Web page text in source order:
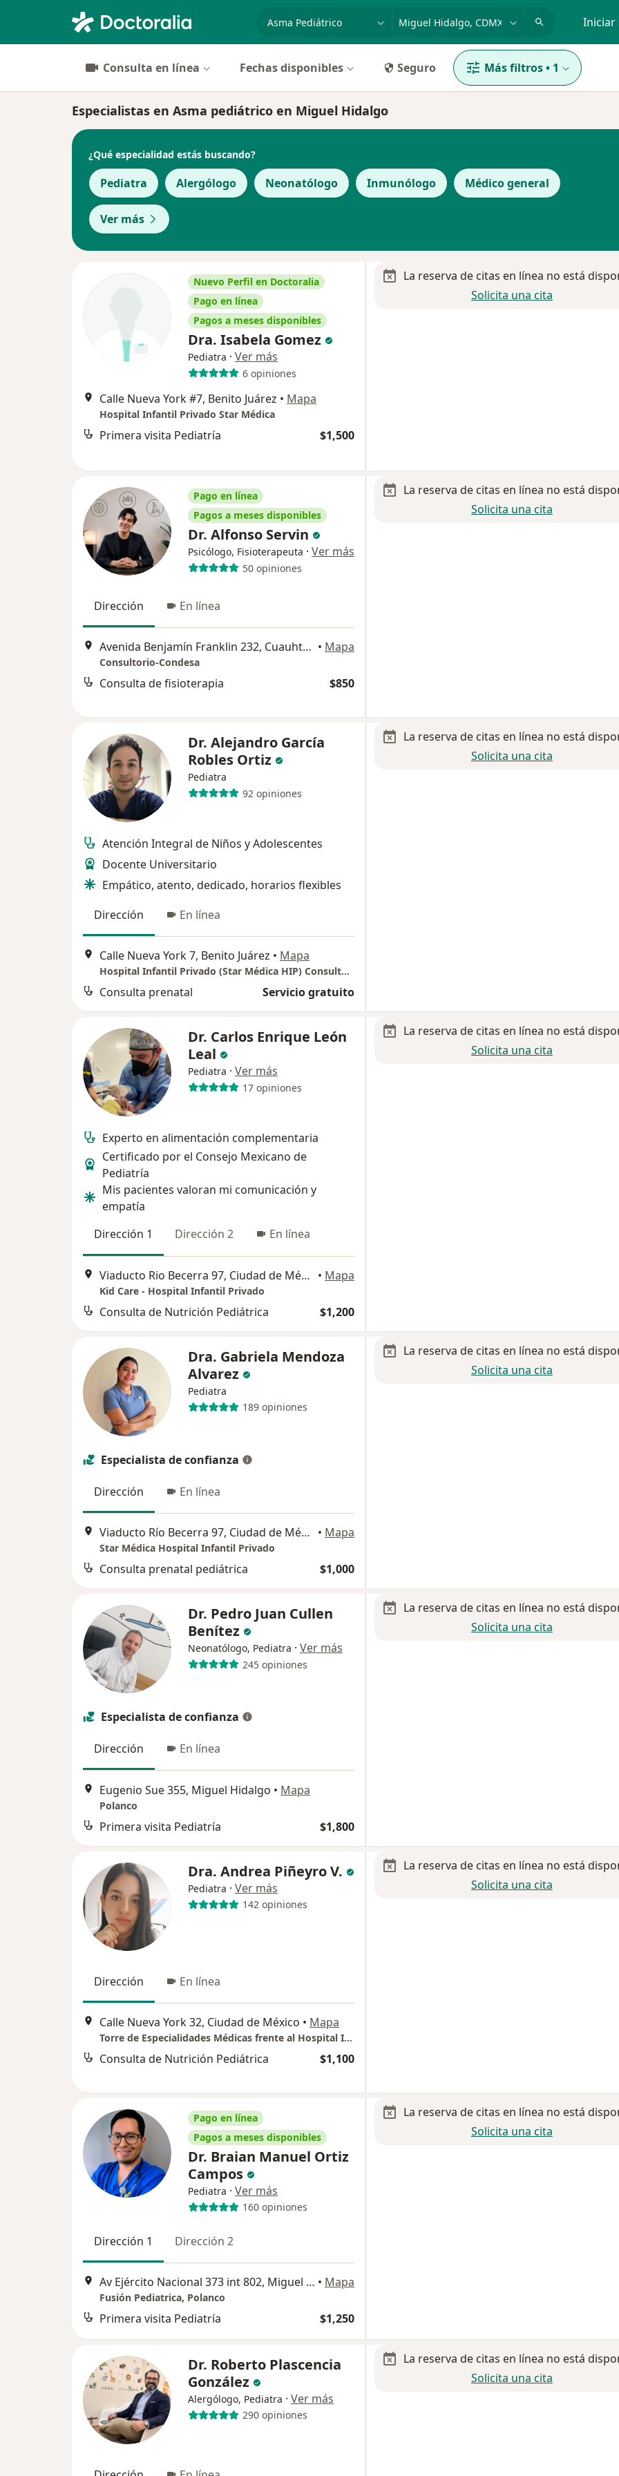
especialidad, enfermedad o nombre Iniciar
Consulta en línea Fechas disponibles Seguro Más filtros• 1
Especialistas en Asma pediátrico en Miguel Hidalgo
¿Qué especialidad estás buscando?
Pediatra Alergólogo Neonatólogo Inmunólogo Médico general
Ver más
Nuevo Perfil en Doctoralia
Pago en línea
Pagos a meses disponibles
Dra. Isabela Gomez
Pediatra · Ver más
6 opiniones
Calle Nueva York #7, Benito Juárez • Mapa
Hospital Infantil Privado Star Médica
Primera visita Pediatría $1,500
La reserva de citas en línea no está
Solicita una cita
Pago en línea
Pagos a meses disponibles
Dr. Alfonso Servin
Psicólogo, Fisioterapeuta · Ver más
50 opiniones
Dirección En línea
Avenida Benjamín Franklin 232, Cuauhtémoc • Mapa
Consultorio-Condesa
Consulta de fisioterapia $850
La reserva de citas en línea no está
Solicita una cita
Dr. Alejandro García
Robles Ortiz
Pediatra
92 opiniones
Atención Integral de Niños y Adolescentes
Docente Universitario
Empático, atento, dedicado, horarios flexibles
Dirección
En línea
Calle Nueva York 7, Benito Juárez • Mapa
Hospital Infantil Privado (Star Médica HIP) Consultorio 411
Consulta prenatal Servicio gratuito
La reserva de citas en línea no está
Solicita una cita
Dr. Carlos Enrique León
Leal
Pediatra · Ver más
17 opiniones
Experto en alimentación complementaria
Certificado por el Consejo Mexicano de
Pediatría
Mis pacientes valoran mi comunicación y
empatía
Dirección 1
Dirección 2 En línea
Viaducto Rio Becerra 97, Ciudad de México • Mapa
Kid Care - Hospital Infantil Privado
Consulta de Nutrición Pediátrica $1,200
La reserva de citas en línea no está
Solicita una cita
Dra. Gabriela Mendoza
Alvarez
Pediatra
189 opiniones
Especialista de confianza
Dirección En línea
Viaducto Río Becerra 97, Ciudad de México • Mapa
Star Médica Hospital Infantil Privado
Consulta prenatal pediátrica $1,000
La reserva de citas en línea no está
Solicita una cita
Dr. Pedro Juan Cullen
Benítez
Neonatólogo, Pediatra · Ver más
245 opiniones
Especialista de confianza
Dirección En línea
Eugenio Sue 355, Miguel Hidalgo • Mapa
Polanco
Primera visita Pediatría $1,800
La reserva de citas en línea no está
Solicita una cita
Dra. Andrea Piñeyro V.
Pediatra · Ver más
142 opiniones
Dirección En línea
Calle Nueva York 32, Ciudad de México • Mapa
Torre de Especialidades Médicas frente al Hospital Infantil Privado Star Médica
Consulta de Nutrición Pediátrica $1,100
La reserva de citas en línea no está
Solicita una cita
Pago en línea
Pagos a meses disponibles
Dr. Braian Manuel Ortiz
Campos
Pediatra · Ver más
160 opiniones
Dirección 1 Dirección 2
Av Ejército Nacional 373 int 802, Miguel Hidalgo • Mapa
Fusión Pediatrica, Polanco
Primera visita Pediatría $1,250
La reserva de citas en línea no está
Solicita una cita
Dr. Roberto Plascencia
González
Alergólogo, Pediatra · Ver más
290 opiniones
La reserva de citas en línea no está
Solicita una cita